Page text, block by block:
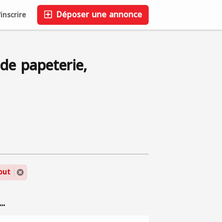
Déposer une annonce
Entreprise
Blog
FAQ
Sauvegardé 0
papeterie,